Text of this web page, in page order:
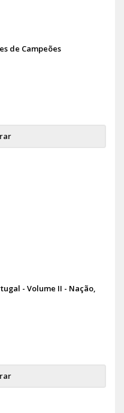
de Campeões
- Volume II - Nação,